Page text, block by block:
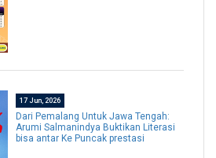
17 Jun, 2026
Dari Pemalang Untuk Jawa Tengah:
Arumi Salmanindya Buktikan Literasi
bisa antar Ke Puncak prestasi